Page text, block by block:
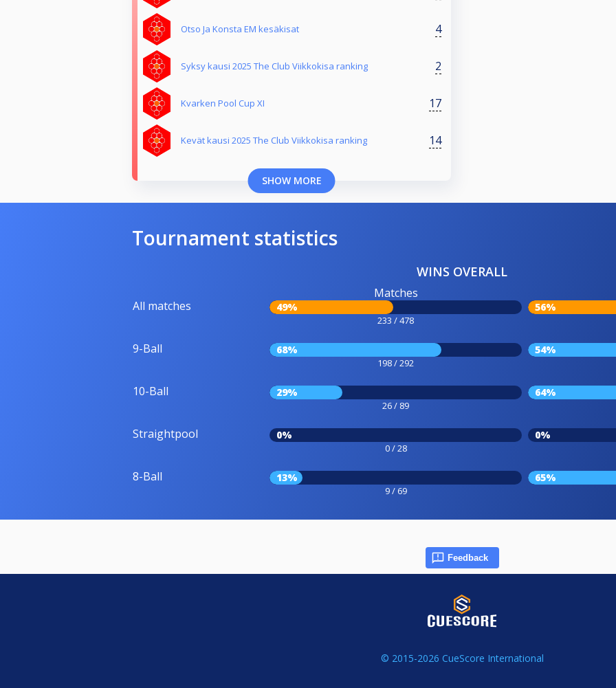
Otso Ja Konsta EM kesäkisat 4
Syksy kausi 2025 The Club Viikkokisa ranking 2
Kvarken Pool Cup XI 17
Kevät kausi 2025 The Club Viikkokisa ranking 14
SHOW MORE
Tournament statistics
WINS OVERALL
All matches
Matches
49%
233 / 478
56%
9-Ball 68%
198 / 292
54%
10-Ball 29%
26 / 89
64%
Straightpool 0%
0 / 28
0%
8-Ball 13%
9 / 69
65%
Feedback
© 2015-2026 CueScore International